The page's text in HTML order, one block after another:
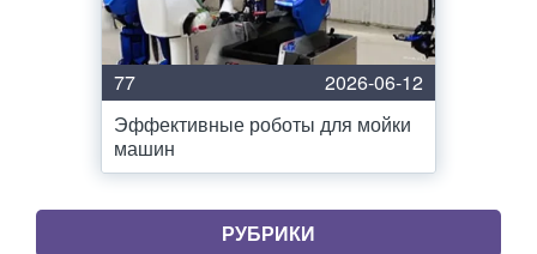
77
2026-06-12
Эффективные роботы для мойки
машин
РУБРИКИ